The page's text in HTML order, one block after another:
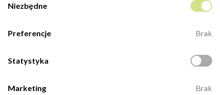
internetowego.
Kontakt
Otwarte: 8:00 -16:00
Niezbędne
Preferencje Brak
Statystyka
Marketing Brak